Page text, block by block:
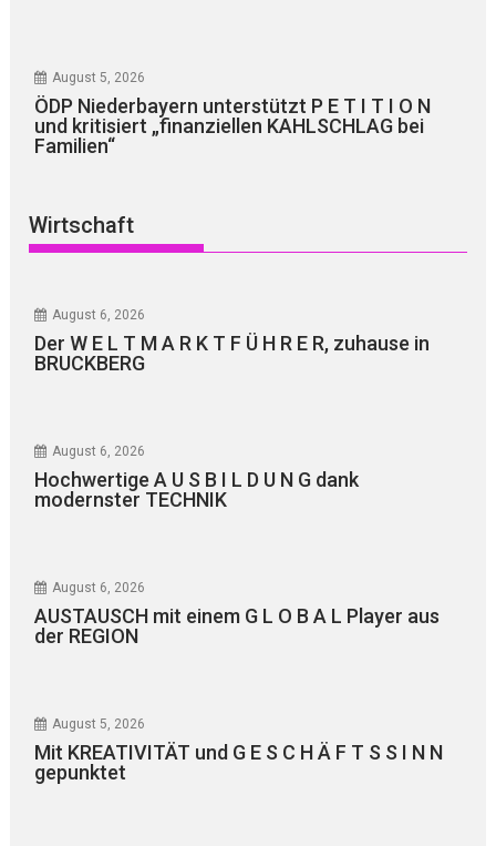
August 5, 2026
ÖDP Niederbayern unterstützt P E T I T I O N
und kritisiert „finanziellen KAHLSCHLAG bei
Familien“
Wirtschaft
August 6, 2026
Der W E L T M A R K T F Ü H R E R, zuhause in
BRUCKBERG
August 6, 2026
Hochwertige A U S B I L D U N G dank
modernster TECHNIK
August 6, 2026
AUSTAUSCH mit einem G L O B A L Player aus
der REGION
August 5, 2026
Mit KREATIVITÄT und G E S C H Ä F T S S I N N
gepunktet